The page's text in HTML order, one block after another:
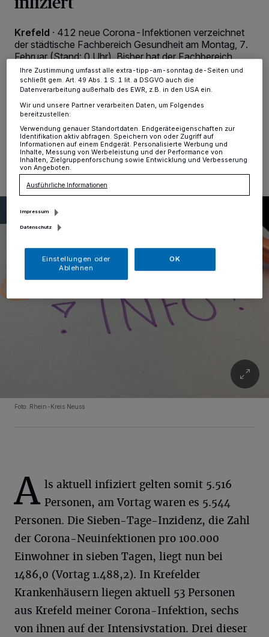
Krefeld · 412 neue Corona-Infektionen verzeichnet
der städtische Fachbereich Gesundheit am Montag, 7.
Februar (Stand: 0 Uhr). Bisher hat der Fachbereich
insgesamt 32.671 Corona-Infektionen gemeldet.
Genesen sind inzwischen 26.928 Personen, 440 neu
seit dem Vortag.
07.02.2022 , 12:49 Uhr Eine Minute Lesezeit
Foto: Rhein-Kreis Neuss
A ls aktuell infiziert gelten somit 5.516
Personen, am Vortag waren es 5.544
Personen. Die Sieben-Tage-Inzidenz, die Zahl
der Corona-Neuinfektionen pro 100.000
Einwohner in sieben Tagen, liegt nun bei
1486,0 (Vortag 1.488,2). In Krefelder
Krankenhäusern liegen aktuell 53 Personen
aus Krefeld meiner Corona-Infektion, sechs
von ihnen auf der Intensivstation. Drei dieser
Anzeigen möglicherweise nicht mehr so relevant für Sie. Sie können
Einstellungen oder Ablehnen am unteren Rand der Webseite klicken.
Ihre Einstellungen gelten innerhalb unseres Website. Weitere
Informationen finden Sie in unserer Datenschutzerklärung.
Ihre Zustimmung umfasst alle extra-tipp-am-sonntag.de-Seiten und
schließt gem. Art. 49 Abs. 1 S. 1 lit. a DSGVO auch die
Datenverarbeitung außerhalb des EWR, z.B. in den USA ein.
Wir und unsere Partner verarbeiten Daten, um Folgendes
bereitzustellen:
Verwendung genauer Standortdaten. Endgeräteeigenschaften zur
Identifikation aktiv abfragen. Speichern von oder Zugriff auf
Informationen auf einem Endgerät. Personalisierte Werbung und
Inhalte, Messung von Werbeleistung und der Performance von
Inhalten, Zielgruppenforschung sowie Entwicklung und Verbesserung
von Angeboten.
Ausführliche Informationen
Impressum
Datenschutz
Einstellungen oder
Ablehnen
OK